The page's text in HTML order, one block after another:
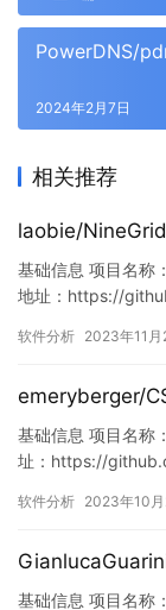
PowerDNS/
2024年2月7日
相关推荐
laobie/
基础信息 项目名称
地址：https://
38560/
软件分析 2023年11月
emeryberger/
基础信息 项目名称
址：https://
61056/
软件分析 2023年10月
基础信息 项目名称